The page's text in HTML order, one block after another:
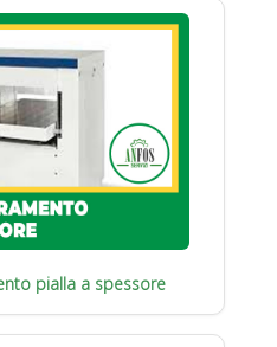
pialla a spessore